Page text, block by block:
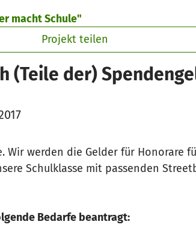
macht Schule"
Projekt teilen
(Teile der)
Wir werden die Gelder für Honorare
Schulklasse mit passenden
Bedarfe beantragt: